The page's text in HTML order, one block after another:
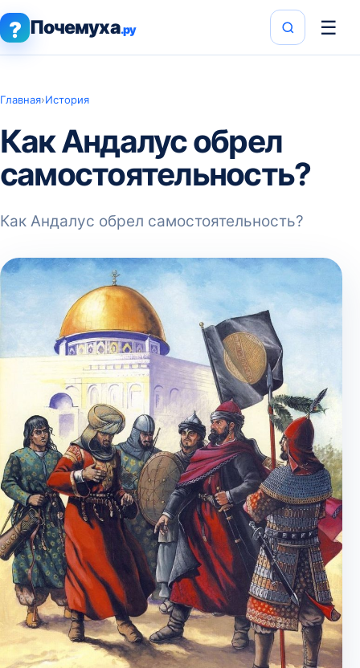
? Почемуха.ру ☰
Главная›История
Как Андалус обрел
самостоятельность?
Как Андалус обрел самостоятельность?